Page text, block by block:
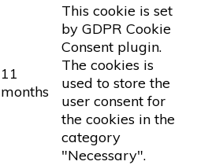
11
months
This cookie is set
by GDPR Cookie
Consent plugin.
The cookies is
used to store the
user consent for
the cookies in the
category
"Necessary".